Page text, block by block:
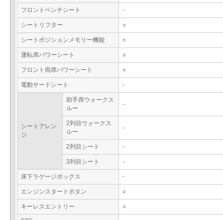
フロントベンチシート -
シートリフター ○
シートポジションメモリー機能 ○
運転席パワーシート ○
フロント両席パワーシート ○
電動サードシート -
シートアレン
ジ
助手席ウォークス
ルー
-
2列目ウォークス
ルー
-
2列目シート -
3列目シート -
床下ラゲージボックス -
エンジンスタートボタン ○
キーレスエントリー ○